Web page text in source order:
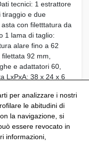
tecnici: 1 estrattore
tiraggio e due
con filetttatura da
1 lama di taglio:
alare fino a 62
92 mm,
e adattatori 60,
LxPxA: 38 x 24 x 6
per analizzare i nostri
le abitudini di
la navigazione, si
essere revocato in
informazioni,